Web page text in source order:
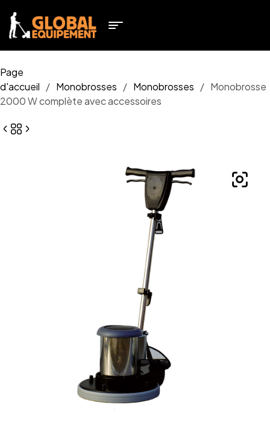
Page
d'accueil / Monobrosses / Monobrosses / Monobrosse
2000 W complète avec accessoires